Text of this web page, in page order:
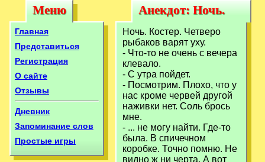
Меню
Меню
Главная
Представиться
Регистрация
О сайте
Отзывы
Дневник
Запоминание слов
Простые игры
Анекдот: Ночь.
Костер. Четверо
рыбаков варят
уху.
Анекдот: Ночь.
Костер. Четверо
рыбаков варят
уху.
Ночь. Костер. Четверо
рыбаков варят уху.
- Что-то не очень с вечера
клевало.
- С утра пойдет.
- Посмотрим. Плохо, что у
нас кроме червей другой
наживки нет. Соль брось
мне.
- ... не могу найти. Где-то
была. В спичечном
коробке. Точно помню. Не
видно ж ни черта. А вот